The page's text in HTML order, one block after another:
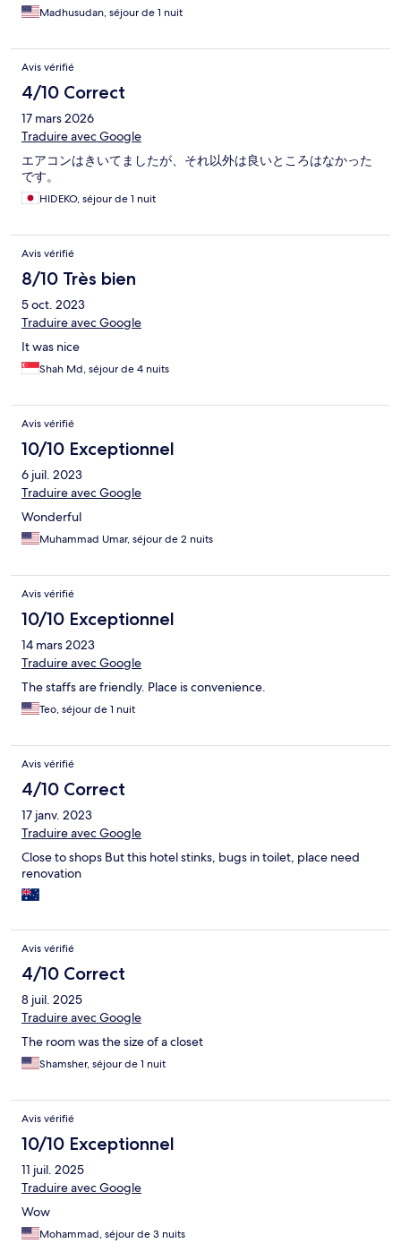
Madhusudan, séjour de 1 nuit
Avis vérifié
4/10 Correct
17 mars 2026
Traduire avec Google
エアコンはきいてましたが、それ以外は良いところはなかった
です。
HIDEKO, séjour de 1 nuit
Avis vérifié
8/10 Très bien
5 oct. 2023
Traduire avec Google
It was nice
Shah Md, séjour de 4 nuits
Avis vérifié
10/10 Exceptionnel
6 juil. 2023
Traduire avec Google
Wonderful
Muhammad Umar, séjour de 2 nuits
Avis vérifié
10/10 Exceptionnel
14 mars 2023
Traduire avec Google
The staffs are friendly. Place is convenience.
Teo, séjour de 1 nuit
Avis vérifié
4/10 Correct
17 janv. 2023
Traduire avec Google
Close to shops But this hotel stinks, bugs in toilet, place need
renovation
Avis vérifié
4/10 Correct
8 juil. 2025
Traduire avec Google
The room was the size of a closet
Shamsher, séjour de 1 nuit
Avis vérifié
10/10 Exceptionnel
11 juil. 2025
Traduire avec Google
Wow
Mohammad, séjour de 3 nuits